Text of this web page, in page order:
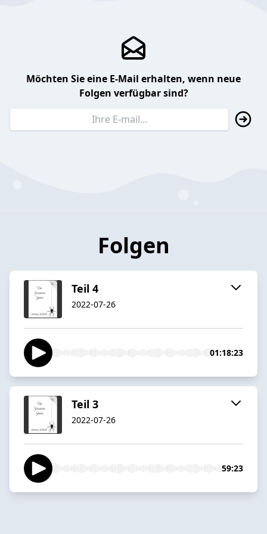
Möchten Sie eine E-Mail erhalten, wenn neue
Folgen verfügbar sind?
Folgen
Teil 4
2022-07-26
01:18:23
Teil 3
2022-07-26
59:23